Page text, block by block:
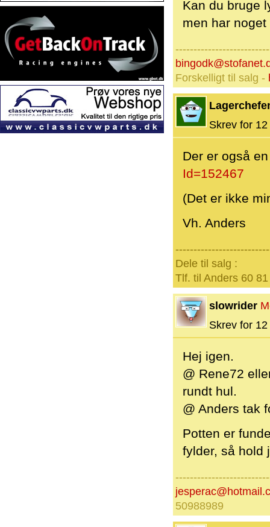
Kan du bruge
men har
Forskelligt til salg -
Skrev for
Der er også
Id=152467
(Det er ikke
Vh. Anders
Dele til salg :
Tlf. til Anders 60
slowrider
Skrev for
Hej igen.
@ Rene72
rundt hul.
@ Anders tak
Potten er
fylder, så hold
50988989